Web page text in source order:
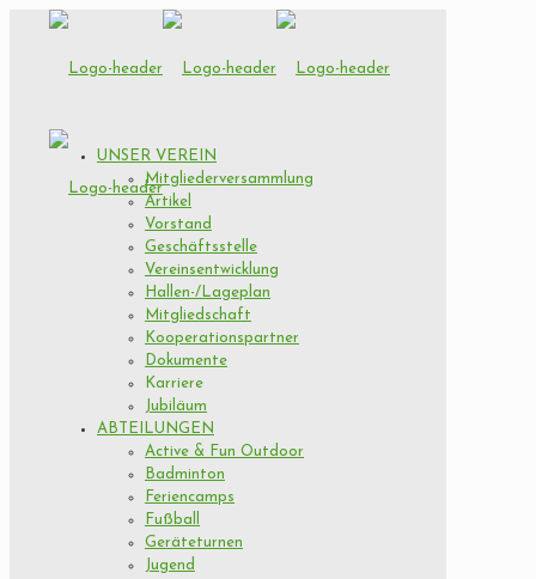
UNSER VEREIN
Mitgliederversammlung
Artikel
Vorstand
Geschäftsstelle
Vereinsentwicklung
Hallen-/Lageplan
Mitgliedschaft
Kooperationspartner
Dokumente
Karriere
Jubiläum
ABTEILUNGEN
Active & Fun Outdoor
Badminton
Feriencamps
Fußball
Geräteturnen
Jugend